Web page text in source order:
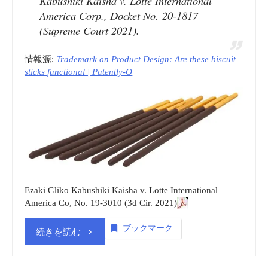
America Corp., Docket No. 20-1817
(Supreme Court 2021).
情報源: Trademark on Product Design: Are these biscuit
sticks functional | Patently-O
Ezaki Gliko Kabushiki Kaisha v. Lotte International
America Co, No. 19-3010 (3d Cir. 2021)
続きを読む“商 ブックマーク